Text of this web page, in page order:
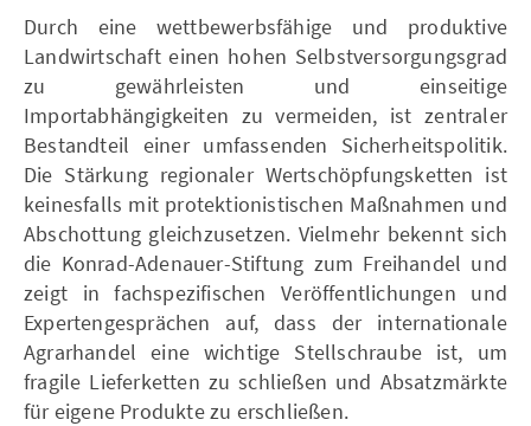
Durch eine wettbewerbsfähige und produktive
Landwirtschaft einen hohen Selbstversorgungsgrad
zu gewährleisten und einseitige
Importabhängigkeiten zu vermeiden, ist zentraler
Bestandteil einer umfassenden Sicherheitspolitik.
Die Stärkung regionaler Wertschöpfungsketten ist
keinesfalls mit protektionistischen Maßnahmen und
Abschottung gleichzusetzen. Vielmehr bekennt sich
die Konrad-Adenauer-Stiftung zum Freihandel und
zeigt in fachspezifischen Veröffentlichungen und
Expertengesprächen auf, dass der internationale
Agrarhandel eine wichtige Stellschraube ist, um
fragile Lieferketten zu schließen und Absatzmärkte
für eigene Produkte zu erschließen.